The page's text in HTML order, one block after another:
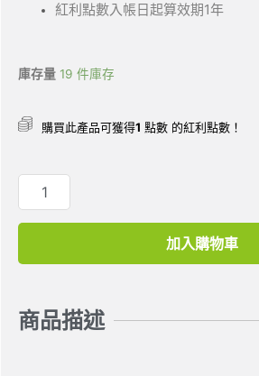
紅利點數入帳日起算效期1年
庫存量 19 件庫存
購買此產品可獲得1 點數 的紅利點數！
加入購物車
商品描述